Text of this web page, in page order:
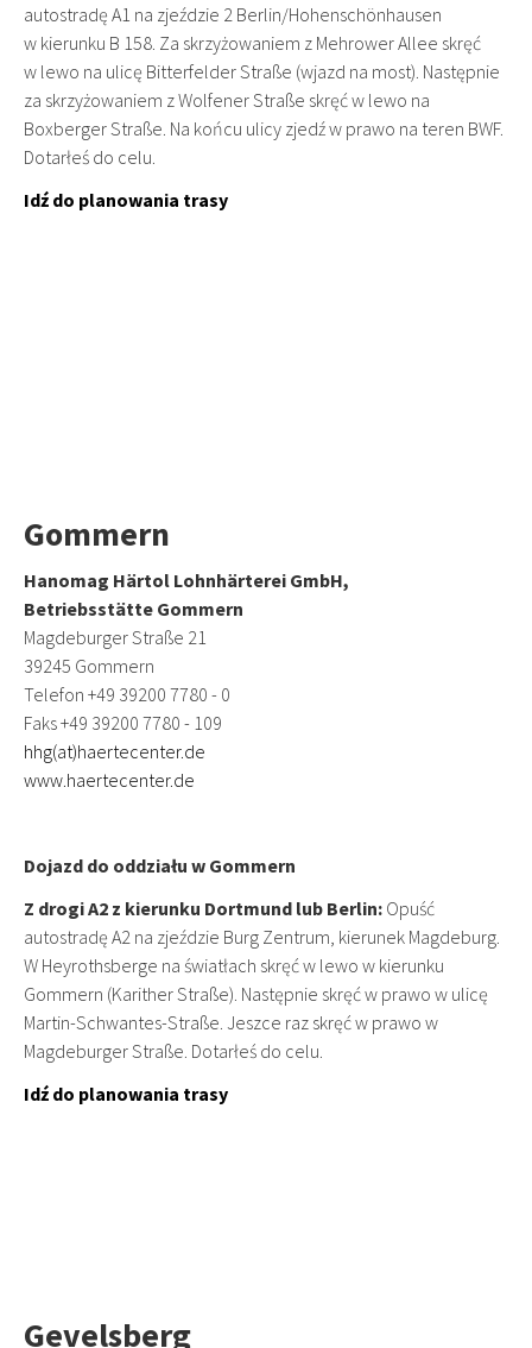
autostradę A1 na zjeździe 2 Berlin/Hohenschönhausen
w kierunku B 158. Za skrzyżowaniem z Mehrower Allee skręć
w lewo na ulicę Bitterfelder Straße (wjazd na most). Następnie
za skrzyżowaniem z Wolfener Straße skręć w lewo na
Boxberger Straße. Na końcu ulicy zjedź w prawo na teren BWF.
Dotarłeś do celu.
Idź do planowania trasy
Gommern
Hanomag Härtol Lohnhärterei GmbH,
Betriebsstätte Gommern
Magdeburger Straße 21
39245 Gommern
Telefon +49 39200 7780 - 0
Faks +49 39200 7780 - 109
hhg(at)haertecenter.de
www.haertecenter.de
Dojazd do oddziału w Gommern
Z drogi A2 z kierunku Dortmund lub Berlin: Opuść
autostradę A2 na zjeździe Burg Zentrum, kierunek Magdeburg.
W Heyrothsberge na światłach skręć w lewo w kierunku
Gommern (Karither Straße). Następnie skręć w prawo w ulicę
Martin-Schwantes-Straße. Jeszce raz skręć w prawo w
Magdeburger Straße. Dotarłeś do celu.
Idź do planowania trasy
Gevelsberg